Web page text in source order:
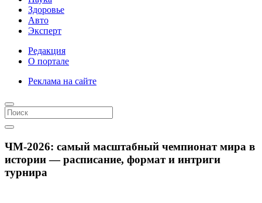
Здоровье
Авто
Эксперт
Редакция
О портале
Реклама на сайте
ЧМ-2026: самый масштабный чемпионат мира в
истории — расписание, формат и интриги
турнира